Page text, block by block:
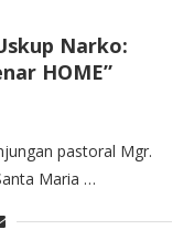
Narko:
HOME”
pastoral Mgr.
Maria …